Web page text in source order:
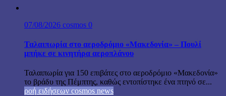
07/08/2026 cosmos 0
Ταλαιπωρία στο αεροδρόμιο «Μακεδονία» – Πουλί
μπήκε σε κινητήρα αεροπλάνου
Ταλαιπωρία για 150 επιβάτες στο αεροδρόμιο «Μακεδονία»
το βράδυ της Πέμπτης, καθώς εντοπίστηκε ένα πτηνό σε...
ροή ειδήσεων cosmos news